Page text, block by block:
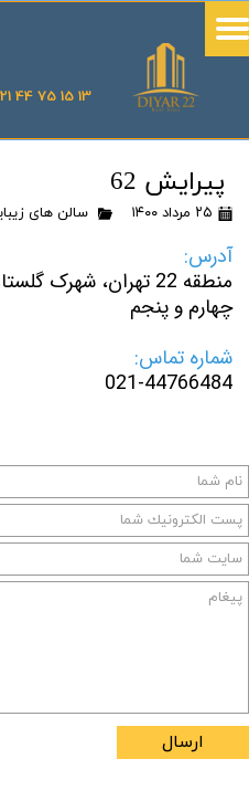
44 75 15 13
پیرایش 62
۲۵ مرداد ۱۴۰۰ سالن های
آدرس:
منطقه 22 تهران، شهرک
چهارم و پنجم
شماره تماس:
021-44766484
ارسال